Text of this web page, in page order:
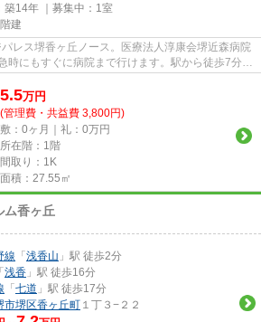
築14年 ｜募集中： 1室
建
レス堺香ヶ丘ノース。医療法人淳康会堺近森病院
時にもすぐに病院まで行けます。駅から徒歩7分の
5.5万円
(管理費・共益費 3,800円)
敷：0ヶ月｜礼：0万円
所在階：1階
間取り：1K
面積：27.55㎡
ム香ヶ丘
線 「 浅香山 」駅 徒歩2分
「 浅香 」駅 徒歩16分
「 七道 」駅 徒歩17分
市堺区香ヶ丘町 １丁３−２２